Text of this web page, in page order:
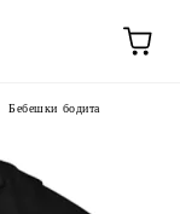
Бебешки бодита